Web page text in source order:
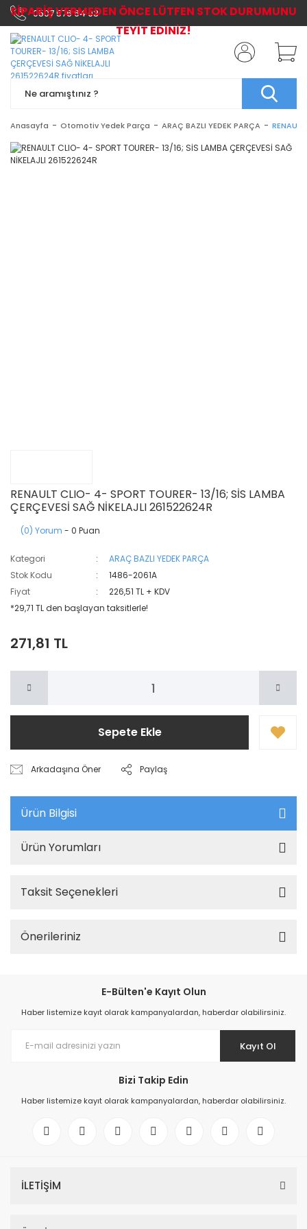
0507 576 64 03
Anasayfa Otomotiv Yedek Parça ARAÇ BAZLI YEDEK PARÇA
RENAULT CLIO- 4- SPORT TOURER- 13/16; SİS LAMBA
ÇERÇEVESİ SAĞ NİKELAJLI 261522624R
(0) Yorum - 0 Puan
Kategori
ARAÇ BAZLI YEDEK PARÇA
Stok Kodu
1486-2061A
Fiyat
226,51 TL + KDV
*29,71 TL den başlayan taksitlerle!
271,81 TL
Sepete Ekle
Arkadaşına Öner Paylaş
Ürün Bilgisi
Ürün Yorumları
Taksit Seçenekleri
Önerileriniz
E-Bülten'e Kayıt Olun
Haber listemize kayıt olarak kampanyalardan, haberdar olabilirsiniz.
Kayıt Ol
Bizi Takip Edin
Haber listemize kayıt olarak kampanyalardan, haberdar olabilirsiniz.
İLETİŞİM
SİPARİŞ VERMEDEN ÖNCE LÜTFEN STOK DURUMUNU
TEYİT EDİNİZ!